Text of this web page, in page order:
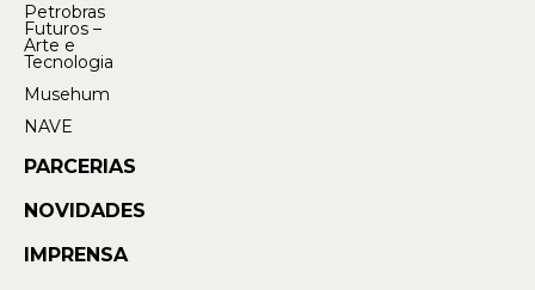
Petrobras
Futuros –
Arte e
Tecnologia
Musehum
NAVE
PARCERIAS
NOVIDADES
IMPRENSA